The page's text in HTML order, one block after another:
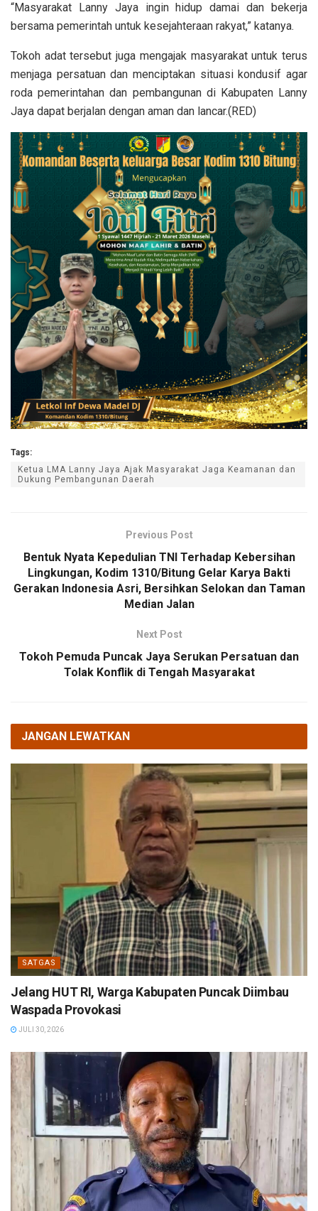
“Masyarakat Lanny Jaya ingin hidup damai dan bekerja
bersama pemerintah untuk kesejahteraan rakyat,” katanya.
Tokoh adat tersebut juga mengajak masyarakat untuk terus
menjaga persatuan dan menciptakan situasi kondusif agar
roda pemerintahan dan pembangunan di Kabupaten Lanny
Jaya dapat berjalan dengan aman dan lancar.(RED)
Tags:
Ketua LMA Lanny Jaya Ajak Masyarakat Jaga Keamanan dan
Dukung Pembangunan Daerah
Previous Post
Bentuk Nyata Kepedulian TNI Terhadap Kebersihan
Lingkungan, Kodim 1310/Bitung Gelar Karya Bakti
Gerakan Indonesia Asri, Bersihkan Selokan dan Taman
Median Jalan
Next Post
Tokoh Pemuda Puncak Jaya Serukan Persatuan dan
Tolak Konflik di Tengah Masyarakat
JANGAN LEWATKAN
SATGAS
Jelang HUT RI, Warga Kabupaten Puncak Diimbau
Waspada Provokasi
JULI 30, 2026